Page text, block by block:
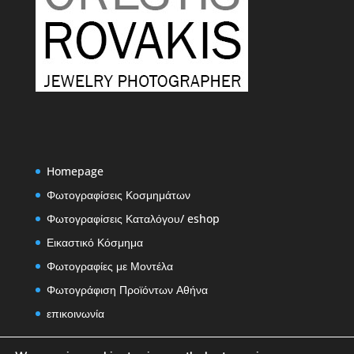
Homepage
Φωτογραφίσεις Κοσμημάτων
Φωτογραφίσεις Καταλόγου/ eshop
Εικαστικό Κόσμημα
Φωτογραφίες με Μοντέλα
Φωτογράφιση Προϊόντων Αθήνα
επικοινωνία